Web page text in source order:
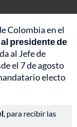
Colombia en el
presidente de
al Jefe de
el 7 de agosto
electo
, para recibir las